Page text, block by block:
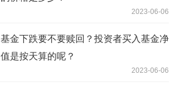
2023-06-06
基金下跌要不要赎回？投资者买入基金净
值是按天算的呢？
2023-06-06